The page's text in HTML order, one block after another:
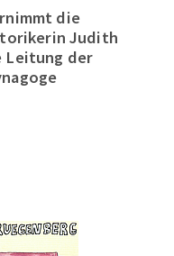
die
Judith
Leitung der